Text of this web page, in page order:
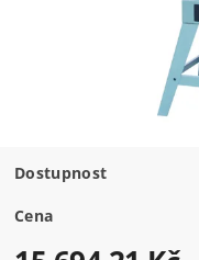
Dostupnost
Cena